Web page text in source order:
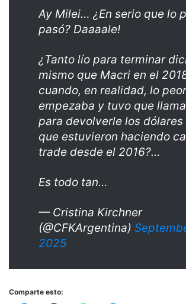
Ay Milei… ¿En serio que lo
pasó? Daaaale!
¿Tanto lío para terminar
mismo que Macri en el
cuando, en realidad, lo peor
empezaba y tuvo que
para devolverle los dólares
que estuvieron haciendo
trade desde el 2016?…
Es todo tan…
— Cristina Kirchner
(@CFKArgentina)
2025
Comparte esto: